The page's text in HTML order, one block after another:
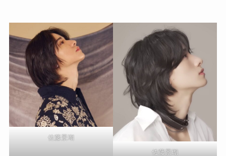
佐藤景瑚
佐藤景瑚